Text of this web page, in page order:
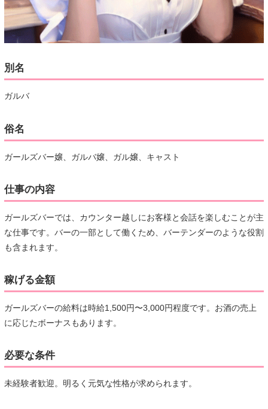
別名
ガルバ
俗名
ガールズバー嬢、ガルバ嬢、ガル嬢、キャスト
仕事の内容
ガールズバーでは、カウンター越しにお客様と会話を楽しむことが主
な仕事です。バーの一部として働くため、バーテンダーのような役割
も含まれます。
稼げる金額
ガールズバーの給料は時給1,500円〜3,000円程度です。お酒の売上
に応じたボーナスもあります。
必要な条件
未経験者歓迎。明るく元気な性格が求められます。